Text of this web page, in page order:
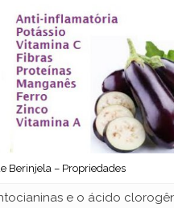
Berinjela – Propriedades
e o ácido